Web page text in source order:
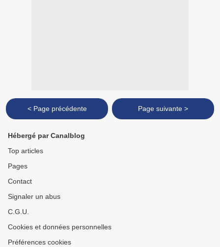
< Page précédente Page suivante >
Hébergé par Canalblog
Top articles
Pages
Contact
Signaler un abus
C.G.U.
Cookies et données personnelles
Préférences cookies